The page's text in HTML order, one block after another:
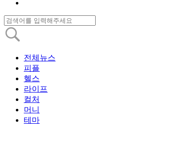
전체뉴스
피플
헬스
라이프
컬처
머니
테마